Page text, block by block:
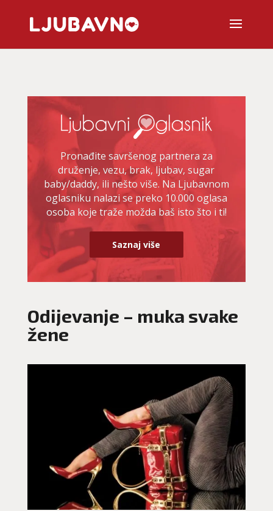
Pronađite savršenog partnera za
druženje, vezu, brak, ljubav, sugar
baby/daddy, ili nešto više. Na Ljubavnom
oglasniku nalazi se preko 10.000 oglasa
osoba koje traže možda baš isto što i ti!
Saznaj više
Odijevanje – muka svake
žene